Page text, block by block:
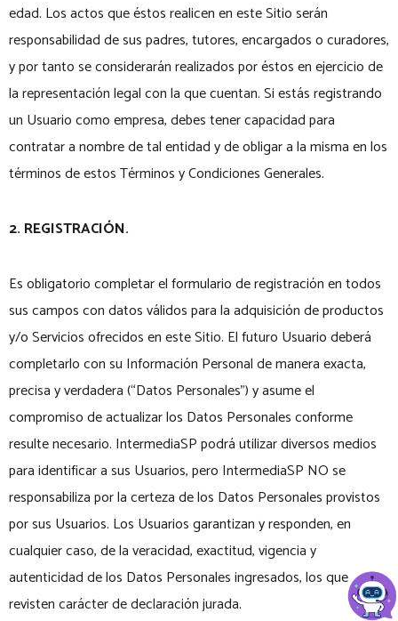
edad. Los actos que éstos realicen en este Sitio serán
responsabilidad de sus padres, tutores, encargados o curadores,
y por tanto se considerarán realizados por éstos en ejercicio de
la representación legal con la que cuentan. Si estás registrando
un Usuario como empresa, debes tener capacidad para
contratar a nombre de tal entidad y de obligar a la misma en los
términos de estos Términos y Condiciones Generales.
2. REGISTRACIÓN.
Es obligatorio completar el formulario de registración en todos
sus campos con datos válidos para la adquisición de productos
y/o Servicios ofrecidos en este Sitio. El futuro Usuario deberá
completarlo con su Información Personal de manera exacta,
precisa y verdadera (“Datos Personales”) y asume el
compromiso de actualizar los Datos Personales conforme
resulte necesario. IntermediaSP podrá utilizar diversos medios
para identificar a sus Usuarios, pero IntermediaSP NO se
responsabiliza por la certeza de los Datos Personales provistos
por sus Usuarios. Los Usuarios garantizan y responden, en
cualquier caso, de la veracidad, exactitud, vigencia y
autenticidad de los Datos Personales ingresados, los que
revisten carácter de declaración jurada.